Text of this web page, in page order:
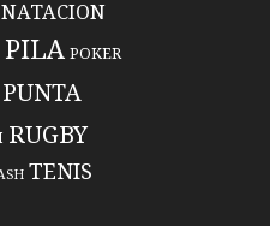
NATACION
PILA POKER
PUNTA
RUGBY
TENIS